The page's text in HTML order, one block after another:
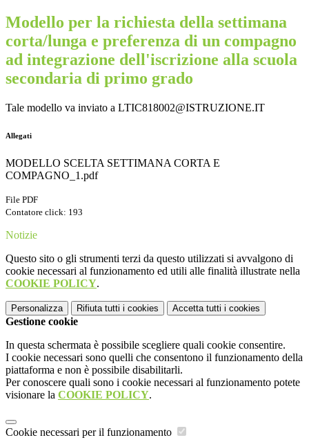
Modello per la richiesta della settimana
corta/lunga e preferenza di un compagno
ad integrazione dell'iscrizione alla scuola
secondaria di primo grado
Tale modello va inviato a LTIC818002@ISTRUZIONE.IT
Allegati
MODELLO SCELTA SETTIMANA CORTA E
COMPAGNO_1.pdf
File PDF
Contatore click: 193
Notizie
Questo sito o gli strumenti terzi da questo utilizzati si avvalgono di
cookie necessari al funzionamento ed utili alle finalità illustrate nella
COOKIE POLICY.
Personalizza Rifiuta tutti i cookies Accetta tutti i cookies
Gestione cookie
In questa schermata è possibile scegliere quali cookie consentire.
I cookie necessari sono quelli che consentono il funzionamento della
piattaforma e non è possibile disabilitarli.
Per conoscere quali sono i cookie necessari al funzionamento potete
visionare la COOKIE POLICY.
Cookie necessari per il funzionamento